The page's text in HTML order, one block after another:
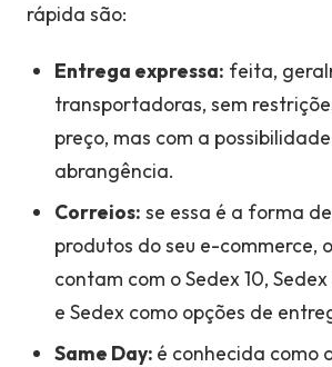
rápida são:
Entrega expressa: feita,
transportadoras, sem
preço, mas com a
abrangência.
Correios: se essa é a forma
produtos do seu e-commerce,
contam com o Sedex 10, Sedex
e Sedex como opções de
Same Day: é conhecida como